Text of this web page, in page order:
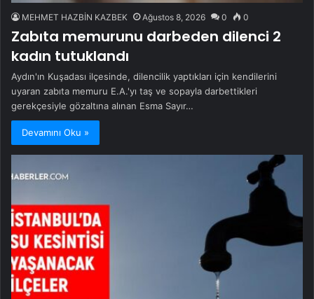
MEHMET HAZBİN KAZBEK Ağustos 8, 2026 0 0
Zabıta memurunu darbeden dilenci 2
kadın tutuklandı
Aydın'ın Kuşadası ilçesinde, dilencilik yaptıkları için kendilerini
uyaran zabıta memuru E.A.'yı taş ve sopayla darbettikleri
gerekçesiyle gözaltına alınan Esma Sayır…
Devamını Oku »